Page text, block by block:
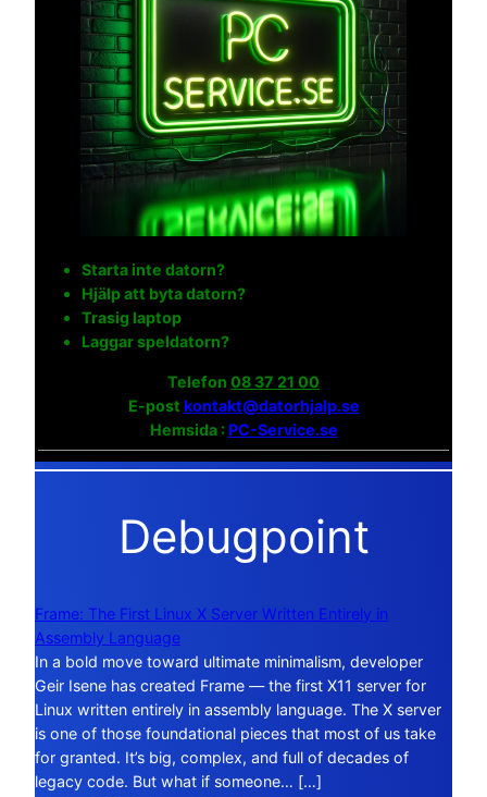
Starta inte datorn?
Hjälp att byta datorn?
Trasig laptop
Laggar speldatorn?
Telefon 08 37 21 00
E-post kontakt@datorhjalp.se
Hemsida :PC-Service.se
Debugpoint
Frame: The First Linux X Server Written Entirely in
Assembly Language
In a bold move toward ultimate minimalism, developer
Geir Isene has created Frame — the first X11 server for
Linux written entirely in assembly language. The X server
is one of those foundational pieces that most of us take
for granted. It’s big, complex, and full of decades of
legacy code. But what if someone… […]